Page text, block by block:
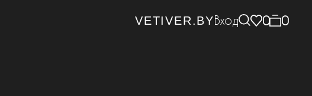
VETIVER.BYВход 0 0